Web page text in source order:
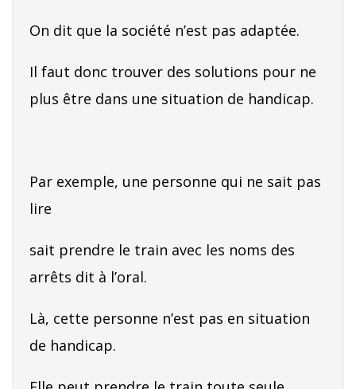
On dit que la société n’est pas adaptée.
Il faut donc trouver des solutions pour ne
plus être dans une situation de handicap.
Par exemple, une personne qui ne sait pas
lire
sait prendre le train avec les noms des
arrêts dit à l’oral.
Là, cette personne n’est pas en situation
de handicap.